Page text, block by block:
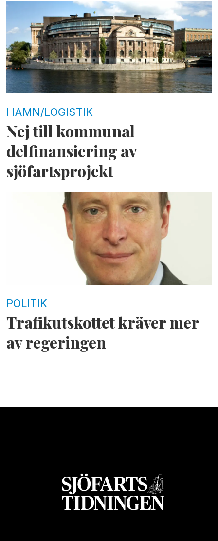
HAMN/LOGISTIK
Nej till kommunal
delfinansiering av
sjöfartsprojekt
POLITIK
Trafikutskottet kräver mer
av regeringen